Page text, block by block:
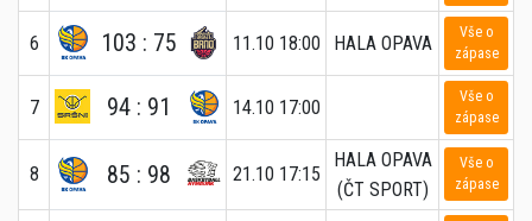
6 103 : 75 11.10 18:00 HALA OPAVA
Vše o
zápase
7 94 : 91 14.10 17:00
Vše o
zápase
8 85 : 98 21.10 17:15
HALA OPAVA
(ČT SPORT)
Vše o
zápase